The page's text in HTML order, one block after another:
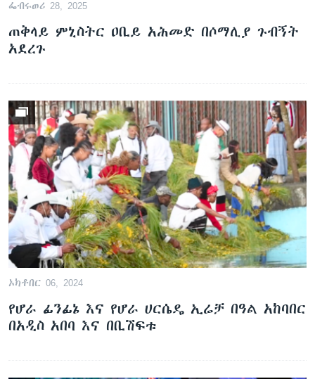
ቋንቋዎች
ፌብሩወሪ 28, 2025
ጠቅላይ ምኒስትር ዐቢይ አሕመድ በሶማሊያ ጉብኝት
አደረጉ
ኦክቶበር 06, 2024
የሆራ ፊንፊኔ እና የሆራ ሀርሴዴ ኢሬቻ በዓል አከባበር
በአዲስ አበባ እና በቢሽፍቱ